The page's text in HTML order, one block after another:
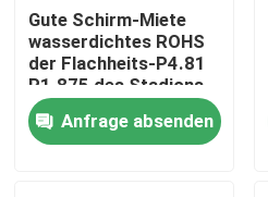
Qualitätskontrolle
Kontaktiere uns
Gute Schirm-Miete
wasserdichtes ROHS
der Flachheits-P4.81
P1.875 des Stadions-
LED
Anfrage absenden